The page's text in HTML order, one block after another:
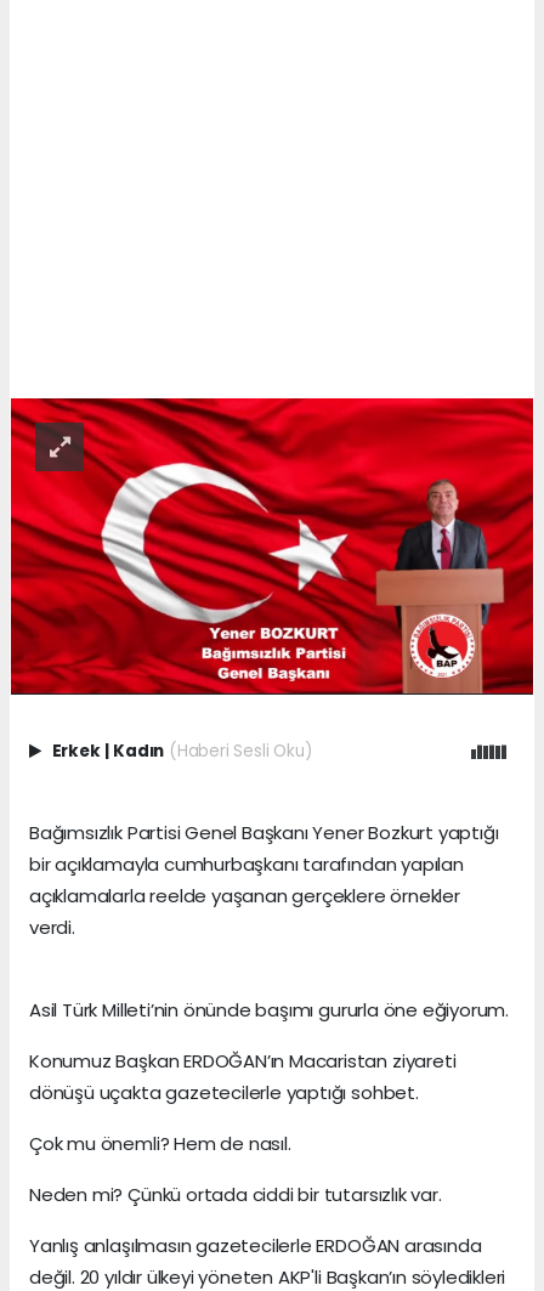
Erkek | Kadın (Haberi Sesli Oku)
Bağımsızlık Partisi Genel Başkanı Yener Bozkurt yaptığı
bir açıklamayla cumhurbaşkanı tarafından yapılan
açıklamalarla reelde yaşanan gerçeklere örnekler
verdi.
Asil Türk Milleti’nin önünde başımı gururla öne eğiyorum.
Konumuz Başkan ERDOĞAN’ın Macaristan ziyareti
dönüşü uçakta gazetecilerle yaptığı sohbet.
Çok mu önemli? Hem de nasıl.
Neden mi? Çünkü ortada ciddi bir tutarsızlık var.
Yanlış anlaşılmasın gazetecilerle ERDOĞAN arasında
değil. 20 yıldır ülkeyi yöneten AKP'li Başkan’ın söyledikleri